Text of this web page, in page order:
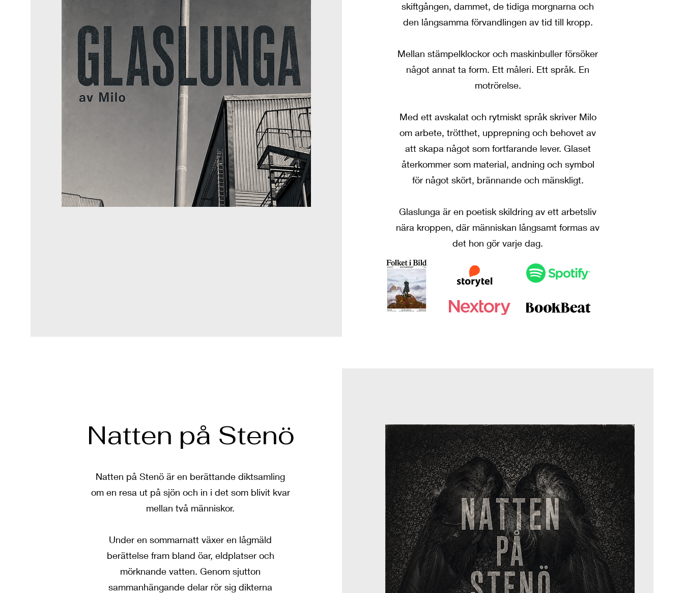
skiftgången, dammet, de tidiga morgnarna och
den långsamma förvandlingen av tid till kropp.
Mellan stämpelklockor och maskinbuller försöker
något annat ta form. Ett måleri. Ett språk. En
motrörelse.
Med ett avskalat och rytmiskt språk skriver Milo
om arbete, trötthet, upprepning och behovet av
att skapa något som fortfarande lever. Glaset
återkommer som material, andning och symbol
för något skört, brännande och mänskligt.
Glaslunga är en poetisk skildring av ett arbetsliv
nära kroppen, där människan långsamt formas av
det hon gör varje dag.
Natten på Stenö
Natten på Stenö är en berättande diktsamling
om en resa ut på sjön och in i det som blivit kvar
mellan två människor.
Under en sommarnatt växer en lågmäld
berättelse fram bland öar, eldplatser och
mörknande vatten. Genom sjutton
sammanhängande delar rör sig dikterna